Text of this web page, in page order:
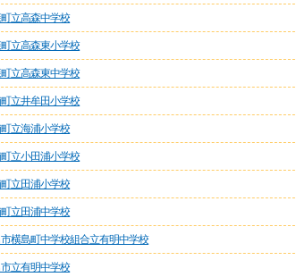
立高森中学校
立高森東小学校
立高森東中学校
町立井牟田小学校
町立海浦小学校
町立小田浦小学校
町立田浦小学校
町立田浦中学校
横島町中学校組合立有明中学校
立有明中学校